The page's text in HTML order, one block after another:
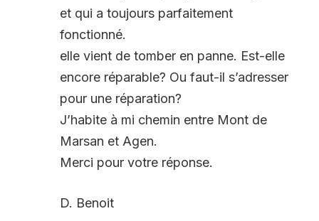
et qui a toujours parfaitement
fonctionné.
elle vient de tomber en panne. Est-elle
encore réparable? Ou faut-il s’adresser
pour une réparation?
J’habite à mi chemin entre Mont de
Marsan et Agen.
Merci pour votre réponse.
D. Benoit